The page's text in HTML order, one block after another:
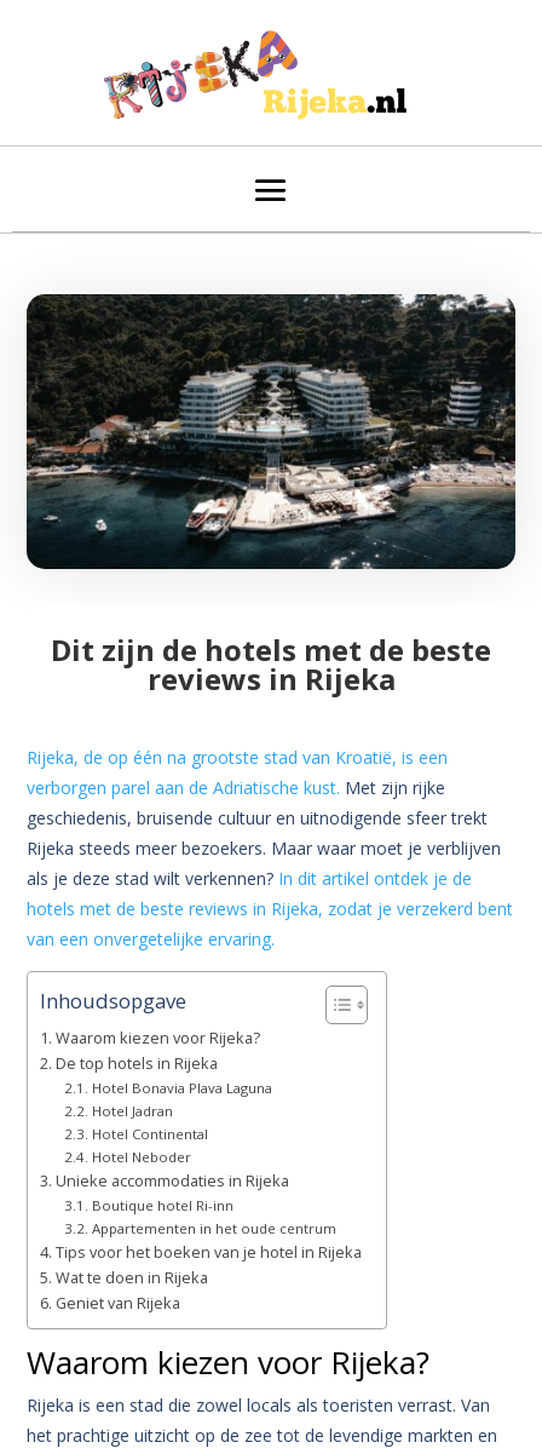
Dit zijn de hotels met de beste
reviews in Rijeka
Rijeka, de op één na grootste stad van Kroatië, is een
verborgen parel aan de Adriatische kust. Met zijn rijke
geschiedenis, bruisende cultuur en uitnodigende sfeer trekt
Rijeka steeds meer bezoekers. Maar waar moet je verblijven
als je deze stad wilt verkennen? In dit artikel ontdek je de
hotels met de beste reviews in Rijeka, zodat je verzekerd bent
van een onvergetelijke ervaring.
Inhoudsopgave
Waarom kiezen voor Rijeka?
De top hotels in Rijeka
Hotel Bonavia Plava Laguna
Hotel Jadran
Hotel Continental
Hotel Neboder
Unieke accommodaties in Rijeka
Boutique hotel Ri-inn
Appartementen in het oude centrum
Tips voor het boeken van je hotel in Rijeka
Wat te doen in Rijeka
Geniet van Rijeka
Waarom kiezen voor Rijeka?
Rijeka is een stad die zowel locals als toeristen verrast. Van
het prachtige uitzicht op de zee tot de levendige markten en